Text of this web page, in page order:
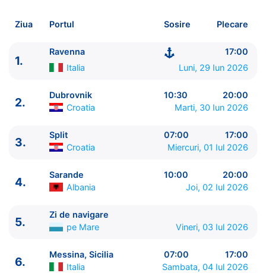
Plecare pe 29 Iun 2026 din Ravenna, Italia
Royal Caribbean International
ITINERARIU
----------------------------------------
1. Ravenna Italia
Ziua Portul Sosire Plecare
1.
Ravenna
17:00
Italia
Luni, 29 Iun 2026
2.
Dubrovnik 10:30
20:00
Croatia
Marti, 30 Iun 2026
3.
Split 07:00
17:00
Croatia
Miercuri, 01 Iul 2026
4.
Sarande 10:00
20:00
Albania
Joi, 02 Iul 2026
5.
Zi de navigare
pe Mare
Vineri, 03 Iul 2026
6.
Messina, Sicilia 07:00
17:00
Italia
Sambata, 04 Iul 2026